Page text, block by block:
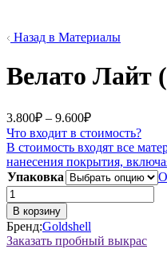
Назад в Материалы
Велато Лайт
3.800₽ – 9.600₽Диапазон
цен:
3.800₽
–
9.600₽
Что входит в стоимость?
В стоимость входят все
нанесения покрытия,
Упаковка
Количество
товара
Велато
Лайт
(база)
В корзину
Бренд:Goldshell
Заказать пробный выкрас